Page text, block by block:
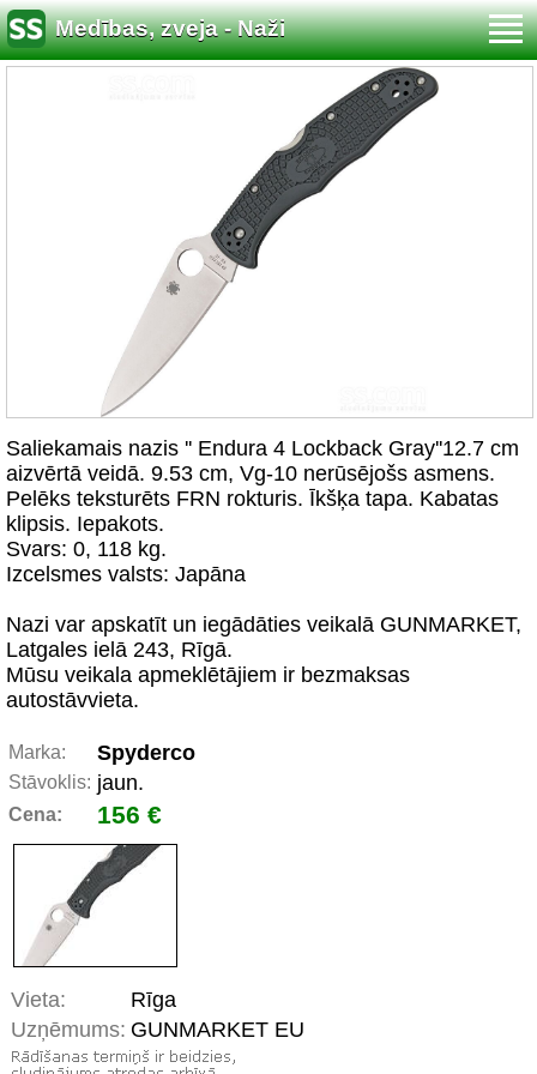
Medības, zveja - Naži
Saliekamais nazis '' Endura 4 Lockback Gray''12.7 cm
aizvērtā veidā. 9.53 cm, Vg-10 nerūsējošs asmens.
Pelēks teksturēts FRN rokturis. Īkšķa tapa. Kabatas
klipsis. Iepakots.
Svars: 0, 118 kg.
Izcelsmes valsts: Japāna
Nazi var apskatīt un iegādāties veikalā GUNMARKET,
Latgales ielā 243, Rīgā.
Mūsu veikala apmeklētājiem ir bezmaksas
autostāvvieta.
Marka: Spyderco
Stāvoklis: jaun.
Cena: 156 €
Vieta:
Rīga
Uzņēmums: GUNMARKET EU